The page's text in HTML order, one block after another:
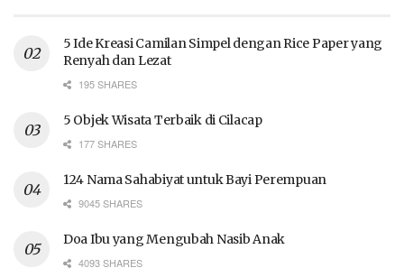
5 Ide Kreasi Camilan Simpel dengan Rice Paper yang
Renyah dan Lezat
195 SHARES
5 Objek Wisata Terbaik di Cilacap
177 SHARES
124 Nama Sahabiyat untuk Bayi Perempuan
9045 SHARES
Doa Ibu yang Mengubah Nasib Anak
4093 SHARES